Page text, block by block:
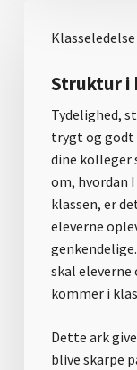
Klasseledelse
Struktur i
Tydelighed,
trygt og godt
dine kolleger
om, hvordan
klassen, er
eleverne
skal
kommer i
Dette ark
blive skarpe